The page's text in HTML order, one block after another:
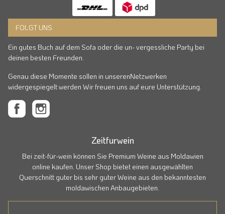
FOLGT UNS
Ein gutes Buch auf dem Sofa oder die un- vergessliche Party bei
deinen besten Freunden.
Genau diese Momente sollen in unserenNetzwerken
widergespiegelt werden Wir freuen uns auf eure Unterstützung.
Zeitfurwein
Bei zeit-für-wein können Sie Premium Weine aus Moldawien
online kaufen. Unser Shop bietet einen ausgewählten
Querschnitt guter bis sehr guter Weine aus den bekanntesten
moldawischen Anbaugebieten.